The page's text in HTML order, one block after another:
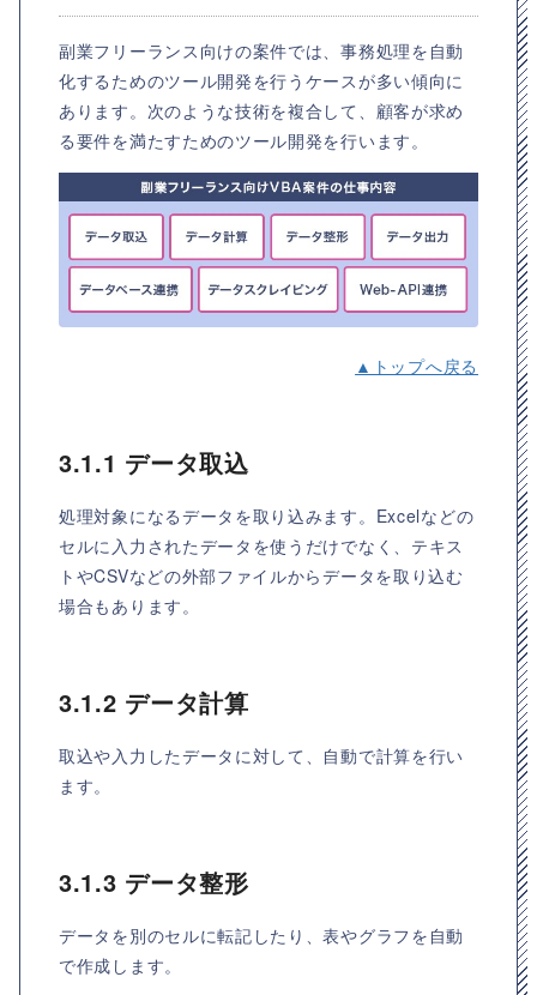
副業フリーランス向けの案件では、事務処理を自動
化するためのツール開発を行うケースが多い傾向に
あります。次のような技術を複合して、顧客が求め
る要件を満たすためのツール開発を行います。
▲トップへ戻る
3.1.1 データ取込
処理対象になるデータを取り込みます。Excelなどの
セルに入力されたデータを使うだけでなく、テキス
トやCSVなどの外部ファイルからデータを取り込む
場合もあります。
3.1.2 データ計算
取込や入力したデータに対して、自動で計算を行い
ます。
3.1.3 データ整形
データを別のセルに転記したり、表やグラフを自動
で作成します。